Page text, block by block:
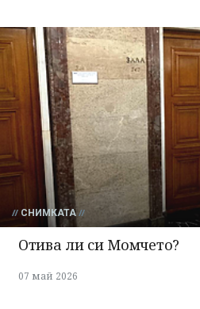
СНИМКАТА
Отива ли си Момчето?
07 май 2026